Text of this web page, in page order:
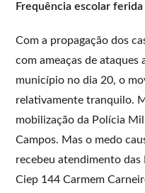
Frequência escolar ferida
Com a propagação dos
com ameaças de ataques
município no dia 20, o
relativamente tranquilo.
mobilização da Polícia
Campos. Mas o medo
recebeu atendimento das
Ciep 144 Carmem